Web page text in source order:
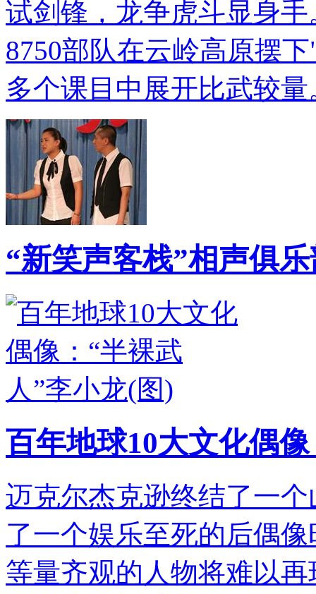
试剑锋，龙争虎斗显身
8750部队在云岭高原摆
多个课目中展开比武较量
“新笑声客栈”相声俱
百年地球10大文化偶
迈克尔杰克逊终结了一
了一个娱乐至死的后偶
等量齐观的人物将难以